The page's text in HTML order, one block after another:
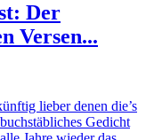
Der
Versen...
lieber denen die’s
Gedicht